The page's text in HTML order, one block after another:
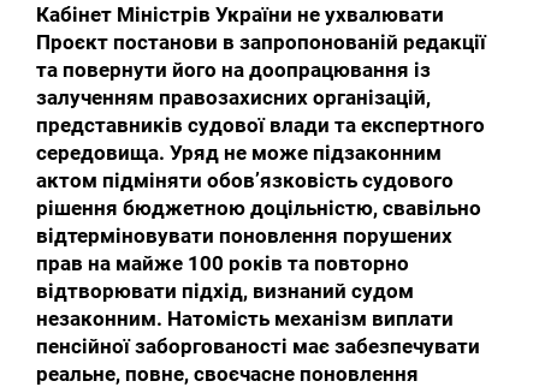
Кабінет Міністрів України не ухвалювати
Проєкт постанови в запропонованій редакції
та повернути його на доопрацювання із
залученням правозахисних організацій,
представників судової влади та експертного
середовища. Уряд не може підзаконним
актом підміняти обовʼязковість судового
рішення бюджетною доцільністю, свавільно
відтерміновувати поновлення порушених
прав на майже 100 років та повторно
відтворювати підхід, визнаний судом
незаконним. Натомість механізм виплати
пенсійної заборгованості має забезпечувати
реальне, повне, своєчасне поновлення